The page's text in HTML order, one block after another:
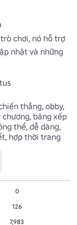
chơi, nó hỗ trợ
nhật và những
thắng, obby,
bảng xếp
thể, dễ dàng,
hợp thời trang
0
126
7,983